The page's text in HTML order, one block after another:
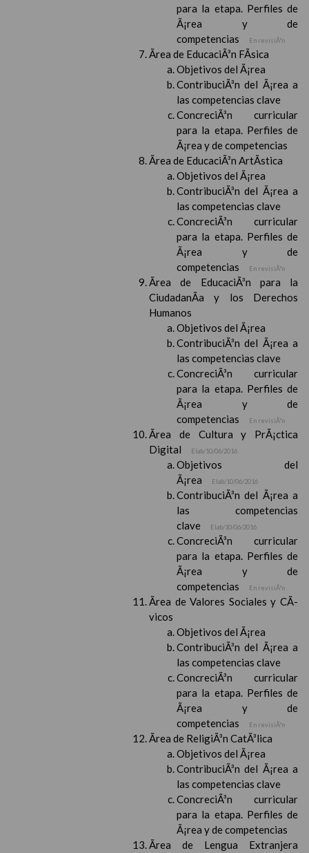
para la etapa. Perfiles de
Ã¡rea y de
competencias
En revisiÃ³n
Ãrea de EducaciÃ³n FÃ­sica
Objetivos del Ã¡rea
ContribuciÃ³n del Ã¡rea a
las competencias clave
ConcreciÃ³n curricular
para la etapa. Perfiles de
Ã¡rea y de competencias
Ãrea de EducaciÃ³n ArtÃ­stica
Objetivos del Ã¡rea
ContribuciÃ³n del Ã¡rea a
las competencias clave
ConcreciÃ³n curricular
para la etapa. Perfiles de
Ã¡rea y de
competencias
En revisiÃ³n
Ãrea de EducaciÃ³n para la
CiudadanÃ­a y los Derechos
Humanos
Objetivos del Ã¡rea
ContribuciÃ³n del Ã¡rea a
las competencias clave
ConcreciÃ³n curricular
para la etapa. Perfiles de
Ã¡rea y de
competencias
En revisiÃ³n
Ãrea de Cultura y PrÃ¡ctica
Digital
Elab/10/06/2016
Objetivos del
Ã¡rea
Elab/10/06/2016
ContribuciÃ³n del Ã¡rea a
las competencias
clave
Elab/10/06/2016
ConcreciÃ³n curricular
para la etapa. Perfiles de
Ã¡rea y de
competencias
En revisiÃ³n
Ãrea de Valores Sociales y CÃ­
vicos
Objetivos del Ã¡rea
ContribuciÃ³n del Ã¡rea a
las competencias clave
ConcreciÃ³n curricular
para la etapa. Perfiles de
Ã¡rea y de
competencias
En revisiÃ³n
Ãrea de ReligiÃ³n CatÃ³lica
Objetivos del Ã¡rea
ContribuciÃ³n del Ã¡rea a
las competencias clave
ConcreciÃ³n curricular
para la etapa. Perfiles de
Ã¡rea y de competencias
Ãrea de Lengua Extranjera